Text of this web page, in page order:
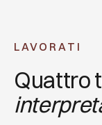
LAVORATI
Quattro